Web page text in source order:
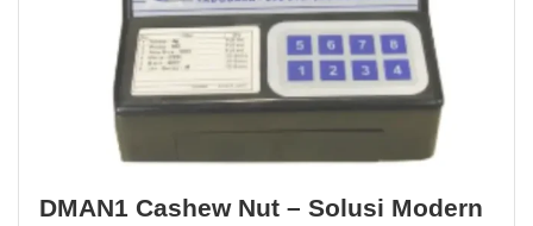
DMAN1 Cashew Nut – Solusi Modern